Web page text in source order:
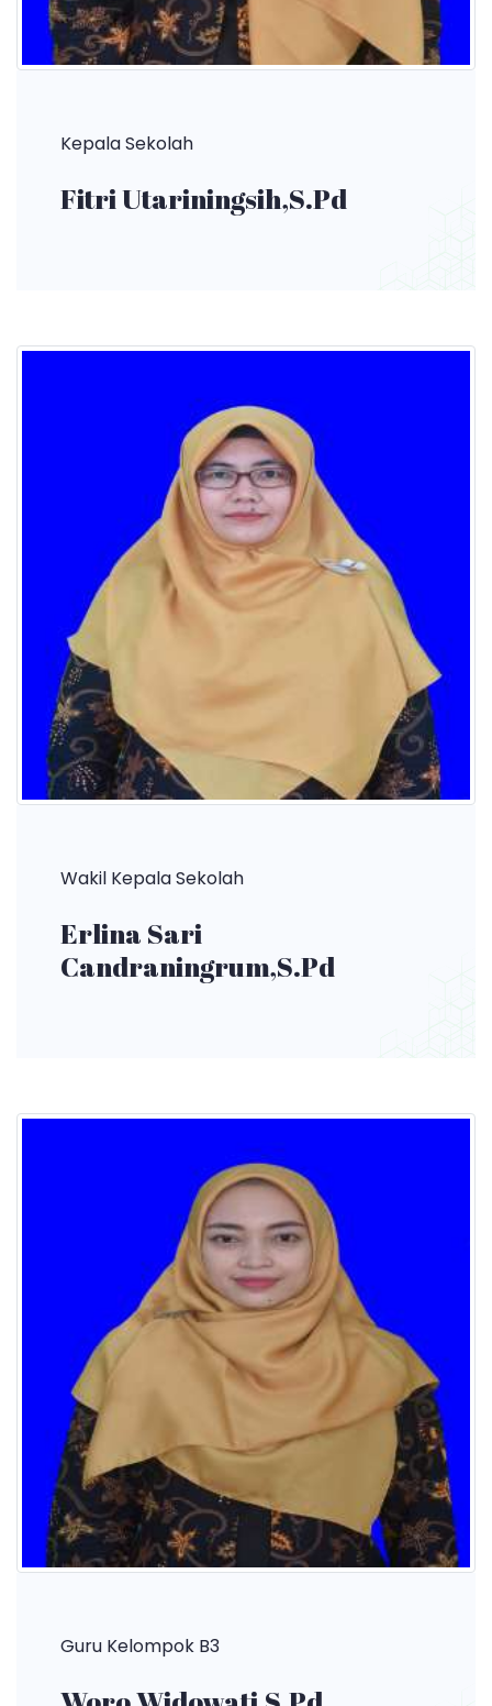
Kepala Sekolah
Fitri Utariningsih,S.Pd
Wakil Kepala Sekolah
Erlina Sari
Candraningrum,S.Pd
Guru Kelompok B3